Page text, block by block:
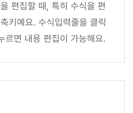
편집할 때, 특히 수식을 편
키예요. 수식입력줄을 클릭
르면 내용 편집이 가능해요.